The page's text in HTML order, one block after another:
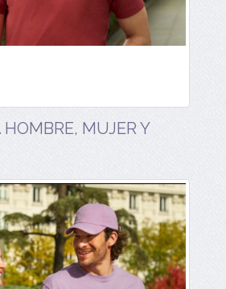
HOMBRE, MUJER Y